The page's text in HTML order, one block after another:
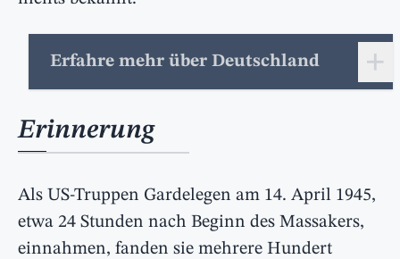
Erfahre mehr über Deutschland +
Erinnerung
Als US-Truppen Gardelegen am 14. April 1945,
etwa 24 Stunden nach Beginn des Massakers,
einnahmen, fanden sie mehrere Hundert